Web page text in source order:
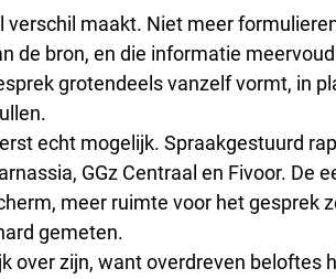
verschil maakt. Niet meer
de bron, en die informatie
grotendeels vanzelf vormt, in
echt mogelijk. Spraakgestuurd
GGz Centraal en Fivoor. De
meer ruimte voor het gesprek
gemeten.
over zijn, want overdreven beloftes